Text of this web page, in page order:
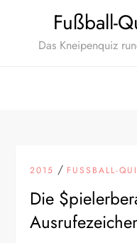
springen
Fußball-
Das Kneipenquiz
2015 / FUSSBALL-
Die